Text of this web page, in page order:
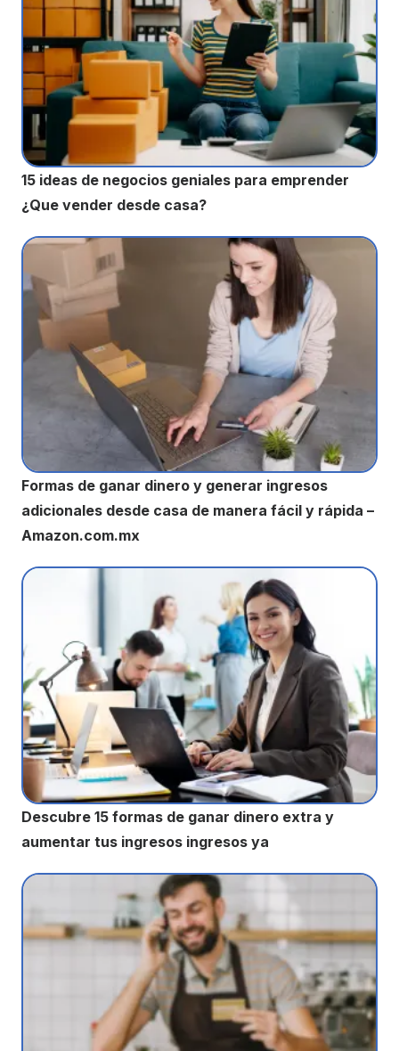
15 ideas de negocios geniales para emprender
¿Que vender desde casa?
Formas de ganar dinero y generar ingresos
adicionales desde casa de manera fácil y rápida –
Amazon.com.mx
Descubre 15 formas de ganar dinero extra y
aumentar tus ingresos ingresos ya